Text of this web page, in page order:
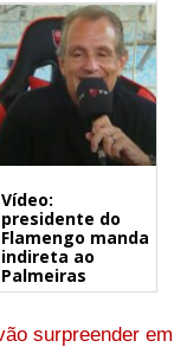
Vídeo:
presidente do
Flamengo manda
indireta ao
Palmeiras
surpreender em